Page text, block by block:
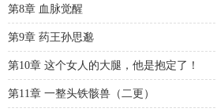
第8章 血脉觉醒
第9章 药王孙思邈
第10章 这个女人的大腿，他是抱定了！
第11章 一整头铁骸兽（二更）